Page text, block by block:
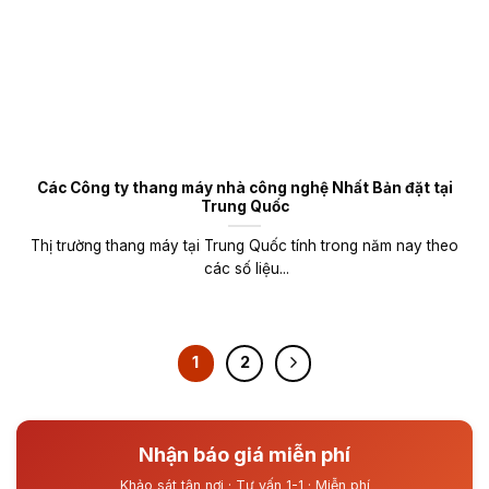
Các Công ty thang máy nhà công nghệ Nhất Bản đặt tại
Trung Quốc
Thị trường thang máy tại Trung Quốc tính trong năm nay theo
các số liệu...
1 2
Nhận báo giá miễn phí
Khảo sát tận nơi · Tư vấn 1-1 · Miễn phí